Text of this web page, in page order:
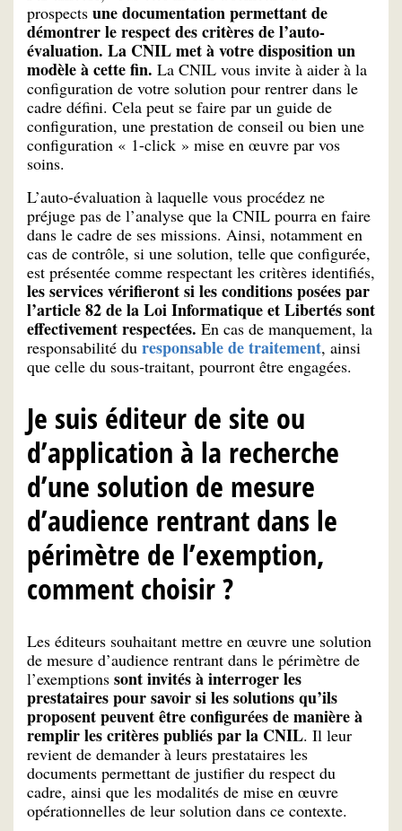
prospects une documentation permettant de
démontrer le respect des critères de l’auto-
évaluation. La CNIL met à votre disposition un
modèle à cette fin. La CNIL vous invite à aider à la
configuration de votre solution pour rentrer dans le
cadre défini. Cela peut se faire par un guide de
configuration, une prestation de conseil ou bien une
configuration « 1-click » mise en œuvre par vos
soins.
L’auto-évaluation à laquelle vous procédez ne
préjuge pas de l’analyse que la CNIL pourra en faire
dans le cadre de ses missions. Ainsi, notamment en
cas de contrôle, si une solution, telle que configurée,
est présentée comme respectant les critères identifiés,
les services vérifieront si les conditions posées par
l’article 82 de la Loi Informatique et Libertés sont
effectivement respectées. En cas de manquement, la
responsabilité du responsable de traitement, ainsi
que celle du sous-traitant, pourront être engagées.
Je suis éditeur de site ou
d’application à la recherche
d’une solution de mesure
d’audience rentrant dans le
périmètre de l’exemption,
comment choisir ?
Les éditeurs souhaitant mettre en œuvre une solution
de mesure d’audience rentrant dans le périmètre de
l’exemptions sont invités à interroger les
prestataires pour savoir si les solutions qu’ils
proposent peuvent être configurées de manière à
remplir les critères publiés par la CNIL. Il leur
revient de demander à leurs prestataires les
documents permettant de justifier du respect du
cadre, ainsi que les modalités de mise en œuvre
opérationnelles de leur solution dans ce contexte.